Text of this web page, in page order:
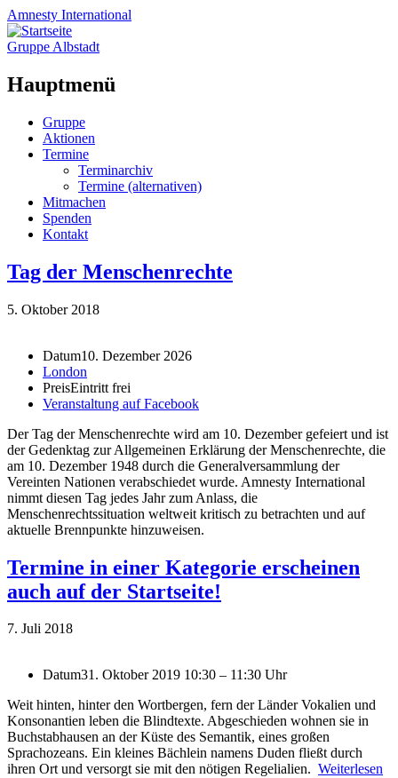
Amnesty International
Gruppe Albstadt
Hauptmenü
Zum
Inhalt
springen
Gruppe
Aktionen
Termine
Terminarchiv
Termine (alternativen)
Mitmachen
Spenden
Kontakt
Tag der Menschenrechte
5. Oktober 2018
Datum10. Dezember 2026
London
PreisEintritt frei
Veranstaltung auf Facebook
Der Tag der Menschenrechte wird am 10. Dezember gefeiert und ist
der Gedenktag zur Allgemeinen Erklärung der Menschenrechte, die
am 10. Dezember 1948 durch die Generalversammlung der
Vereinten Nationen verabschiedet wurde. Amnesty International
nimmt diesen Tag jedes Jahr zum Anlass, die
Menschenrechtssituation weltweit kritisch zu betrachten und auf
aktuelle Brennpunkte hinzuweisen.
Termine in einer Kategorie erscheinen
auch auf der Startseite!
7. Juli 2018
Datum31. Oktober 2019 10:30 – 11:30 Uhr
Weit hinten, hinter den Wortbergen, fern der Länder Vokalien und
Konsonantien leben die Blindtexte. Abgeschieden wohnen sie in
Buchstabhausen an der Küste des Semantik, eines großen
Sprachozeans. Ein kleines Bächlein namens Duden fließt durch
ihren Ort und versorgt sie mit den nötigen Regelialien. Weiterlesen